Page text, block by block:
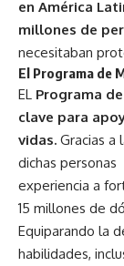
en América
millones de
necesitaban
El Programa de
EL Programa
clave para
vidas. Gracias a
dichas personas
experiencia a
15 millones de
Equiparando la
habilidades,